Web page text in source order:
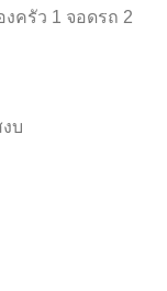
ครัว 1 จอดรถ 2
บ